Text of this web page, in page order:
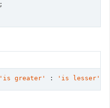
;
'is greater' : 'is lesser'